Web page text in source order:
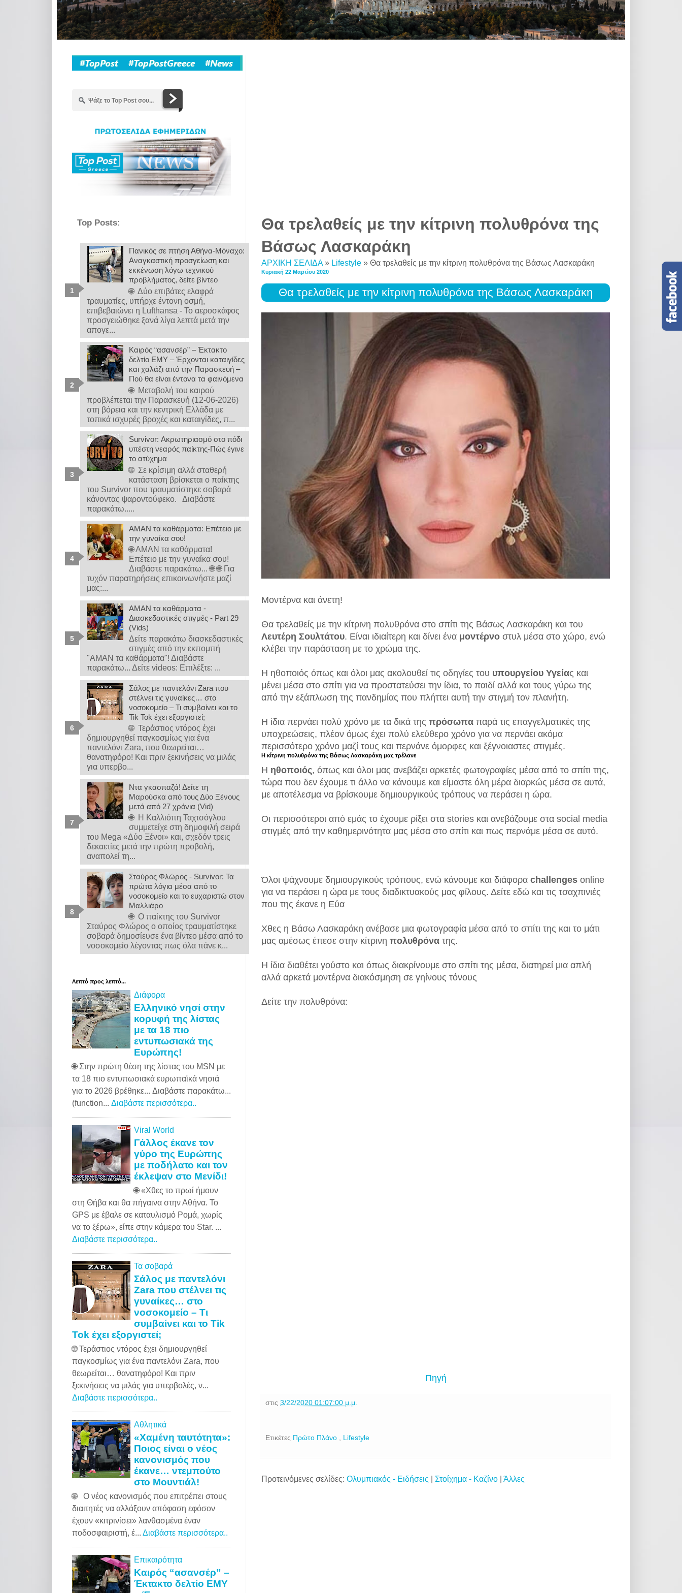
Θα τρελαθείς με την κίτρινη πολυθρόνα της
Βάσως Λασκαράκη
ΑΡΧΙΚΗ ΣΕΛΙΔΑ» Lifestyle » Θα τρελαθείς με την κίτρινη πολυθρόνα της Βάσως Λασκαράκη
Κυριακή 22 Μαρτίου 2020
Θα τρελαθείς με την κίτρινη πολυθρόνα της Βάσως Λασκαράκη
Μοντέρνα και άνετη!
Θα τρελαθείς με την κίτρινη πολυθρόνα στο σπίτι της Βάσως Λασκαράκη και του
Λευτέρη Σουλτάτου. Είναι ιδιαίτερη και δίνει ένα μοντέρνο στυλ μέσα στο χώρο, ενώ
κλέβει την παράσταση με το χρώμα της.
Η ηθοποιός όπως και όλοι μας ακολουθεί τις οδηγίες του υπουργείου Υγείας και
μένει μέσα στο σπίτι για να προστατεύσει την ίδια, το παιδί αλλά και τους γύρω της
από την εξάπλωση της πανδημίας που πλήττει αυτή την στιγμή τον πλανήτη.
Η ίδια περνάει πολύ χρόνο με τα δικά της πρόσωπα παρά τις επαγγελματικές της
υποχρεώσεις, πλέον όμως έχει πολύ ελεύθερο χρόνο για να περνάει ακόμα
περισσότερο χρόνο μαζί τους και περνάνε όμορφες και ξέγνοιαστες στιγμές.
Η κίτρινη πολυθρόνα της Βάσως Λασκαράκη μας τρέλανε
Η ηθοποιός, όπως και όλοι μας ανεβάζει αρκετές φωτογραφίες μέσα από το σπίτι της,
τώρα που δεν έχουμε τι άλλο να κάνουμε και είμαστε όλη μέρα διαρκώς μέσα σε αυτά,
με αποτέλεσμα να βρίσκουμε δημιουργικούς τρόπους να περάσει η ώρα.
Οι περισσότεροι από εμάς το έχουμε ρίξει στα stories και ανεβάζουμε στα social media
στιγμές από την καθημερινότητα μας μέσα στο σπίτι και πως περνάμε μέσα σε αυτό.
Όλοι ψάχνουμε δημιουργικούς τρόπους, ενώ κάνουμε και διάφορα challenges online
για να περάσει η ώρα με τους διαδικτυακούς μας φίλους. Δείτε εδώ και τις τσαχπινιές
που της έκανε η Εύα
Χθες η Βάσω Λασκαράκη ανέβασε μια φωτογραφία μέσα από το σπίτι της και το μάτι
μας αμέσως έπεσε στην κίτρινη πολυθρόνα της.
Η ίδια διαθέτει γούστο και όπως διακρίνουμε στο σπίτι της μέσα, διατηρεί μια απλή
αλλά αρκετά μοντέρνα διακόσμηση σε γηίνους τόνους
Δείτε την πολυθρόνα:
Πηγή
στις 3/22/2020 01:07:00 μ.μ.
Ετικέτες Πρώτο Πλάνο Lifestyle
Προτεινόμενες σελίδες: Ολυμπιακός - Ειδήσεις Στοίχημα - Καζίνο Άλλες
Top Posts:
Πανικός σε πτήση Αθήνα-Μόναχο:
Αναγκαστική προσγείωση και
εκκένωση λόγω τεχνικού
προβλήματος, δείτε βίντεο
🌐 Δύο επιβάτες ελαφρά
τραυματίες, υπήρχε έντονη οσμή,
επιβεβαιώνει η Lufthansa - Το αεροσκάφος
προσγειώθηκε ξανά λίγα λεπτά μετά την
απογε...
Καιρός “ασανσέρ” – Έκτακτο
δελτίο ΕΜΥ – Έρχονται καταιγίδες
και χαλάζι από την Παρασκευή –
Πού θα είναι έντονα τα φαινόμενα
🌐 Μεταβολή του καιρού
προβλέπεται την Παρασκευή (12-06-2026)
στη βόρεια και την κεντρική Ελλάδα με
τοπικά ισχυρές βροχές και καταιγίδες, π...
Survivor: Ακρωτηριασμό στο πόδι
υπέστη νεαρός παίκτης-Πώς έγινε
το ατύχημα
🌐 Σε κρίσιμη αλλά σταθερή
κατάσταση βρίσκεται ο παίκτης
του Survivor που τραυματίστηκε σοβαρά
κάνοντας ψαροντούφεκο. Διαβάστε
παρακάτω.....
ΑΜΑΝ τα καθάρματα: Επέτειο με
την γυναίκα σου!
🌐 ΑΜΑΝ τα καθάρματα!
Επέτειο με την γυναίκα σου!
Διαβάστε παρακάτω... 🌐 🌐 Για
τυχόν παρατηρήσεις επικοινωνήστε μαζί
μας:...
ΑΜΑΝ τα καθάρματα -
Διασκεδαστικές στιγμές - Part 29
(Vids)
Δείτε παρακάτω διασκεδαστικές
στιγμές από την εκπομπή
"ΑΜΑΝ τα καθάρματα"! Διαβάστε
παρακάτω... Δείτε videos: Επιλέξτε: ...
Σάλος με παντελόνι Zara που
στέλνει τις γυναίκες… στο
νοσοκομείο – Τι συμβαίνει και το
Tik Tok έχει εξοργιστεί;
🌐 Τεράστιος ντόρος έχει
δημιουργηθεί παγκοσμίως για ένα
παντελόνι Zara, που θεωρείται…
θανατηφόρο! Και πριν ξεκινήσεις να μιλάς
για υπερβο...
Ντα γκασπαζά! Δείτε τη
Μαρούσκα από τους Δύο Ξένους
μετά από 27 χρόνια (Vid)
🌐 Η Καλλιόπη Ταχτσόγλου
συμμετείχε στη δημοφιλή σειρά
του Mega «Δύο Ξένοι» και, σχεδόν τρεις
δεκαετίες μετά την πρώτη προβολή,
αναπολεί τη...
Σταύρος Φλώρος - Survivor: Τα
πρώτα λόγια μέσα από το
νοσοκομείο και το ευχαριστώ στον
Μαλλιάρο
🌐 Ο παίκτης του Survivor
Σταύρος Φλώρος ο οποίος τραυματίστηκε
σοβαρά δημοσίευσε ένα βίντεο μέσα από το
νοσοκομείο λέγοντας πως όλα πάνε κ...
Λεπτό προς λεπτό...
Διάφορα
Ελληνικό νησί στην
κορυφή της λίστας
με τα 18 πιο
εντυπωσιακά της
Ευρώπης!
🌐 Στην πρώτη θέση της λίστας του MSN με
τα 18 πιο εντυπωσιακά ευρωπαϊκά νησιά
για το 2026 βρέθηκε... Διαβάστε παρακάτω...
(function... Διαβάστε περισσότερα..
Viral World
Γάλλος έκανε τον
γύρο της Ευρώπης
με ποδήλατο και τον
έκλεψαν στο Μενίδι!
🌐 «Xθες το πρωί ήμουν
στη Θήβα και θα πήγαινα στην Αθήνα. Το
GPS με έβαλε σε καταυλισμό Ρομά, χωρίς
να το ξέρω», είπε στην κάμερα του Star. ...
Διαβάστε περισσότερα..
Τα σοβαρά
Σάλος με παντελόνι
Zara που στέλνει τις
γυναίκες… στο
νοσοκομείο – Τι
συμβαίνει και το Tik
Tok έχει εξοργιστεί;
🌐 Τεράστιος ντόρος έχει δημιουργηθεί
παγκοσμίως για ένα παντελόνι Zara, που
θεωρείται… θανατηφόρο! Και πριν
ξεκινήσεις να μιλάς για υπερβολές, ν...
Διαβάστε περισσότερα..
Αθλητικά
«Χαμένη ταυτότητα»:
Ποιος είναι ο νέος
κανονισμός που
έκανε… ντεμπούτο
στο Μουντιάλ!
🌐 Ο νέος κανονισμός που επιτρέπει στους
διαιτητές να αλλάξουν απόφαση εφόσον
έχουν «κιτρινίσει» λανθασμένα έναν
ποδοσφαιριστή, έ... Διαβάστε περισσότερα..
Επικαιρότητα
Καιρός “ασανσέρ” –
Έκτακτο δελτίο ΕΜΥ